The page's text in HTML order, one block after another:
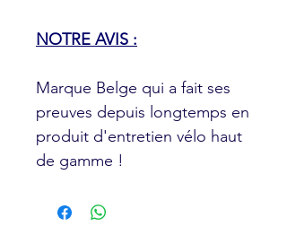
NOTRE AVIS :
Marque Belge qui a fait ses
preuves depuis longtemps en
produit d'entretien vélo haut
de gamme !